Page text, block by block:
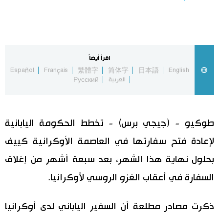
Русский
اليابان في فيديو
مانغا وأنيمي
علوم وتكنولوجيا
الأقسام
اقرأ أيضاً
English
日本語
简体字
繁體字
Français
Español
العربية
Русский
طوكيو - (جيجي برس) - تخطط الحكومة اليابانية
لإعادة فتح سفارتها في العاصمة الأوكرانية كييف
بحلول نهاية هذا الشهر، بعد سبعة أشهر من إغلاق
السفارة في أعقاب الغزو الروسي لأوكرانيا.
ذكرت مصادر مطلعة أن السفير الياباني لدى أوكرانيا